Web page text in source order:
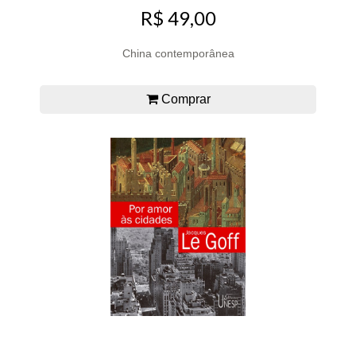
R$ 49,00
China contemporânea
Comprar